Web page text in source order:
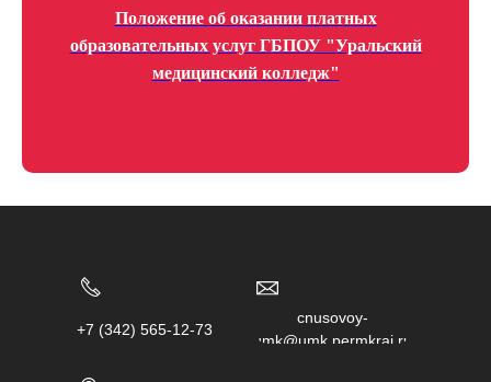
Положение об оказании платных
образовательных услуг ГБПОУ "Уральский
медицинский колледж"
+7 (342) 565-12-73
chusovoy-
umk@umk.permkrai.ru